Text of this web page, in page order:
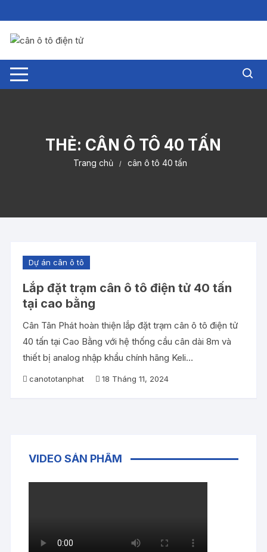
tới
nội
THẺ: CÂN Ô TÔ 40 TẤN
Trang chủ cân ô tô 40 tấn
Dự án cân ô tô
Lắp đặt trạm cân ô tô điện tử 40 tấn
tại cao bằng
Cân Tân Phát hoàn thiện lắp đặt trạm cân ô tô điện tử
40 tấn tại Cao Bằng với hệ thống cầu cân dài 8m và
thiết bị analog nhập khẩu chính hãng Keli…
canototanphat 18 Tháng 11, 2024
VIDEO SẢN PHẨM